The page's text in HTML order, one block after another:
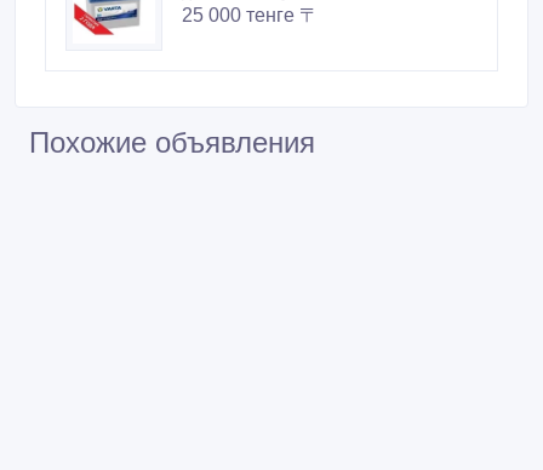
25 000 тенге 〒
Похожие объявления